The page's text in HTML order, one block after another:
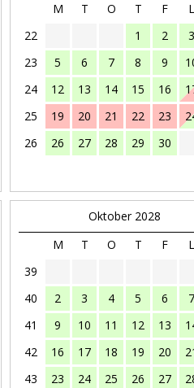
M
T O T F L
22
1 2 3
23
5 6 7 8 9
24
12 13 14 15 16
25
19 20 21 22 23
26
26 27 28 29 30
Oktober 2028
M
T O T F L
39
40
2 3 4 5 6 7
41
9 10 11 12 13
42
16 17 18 19 20
43
23 24 25 26 27